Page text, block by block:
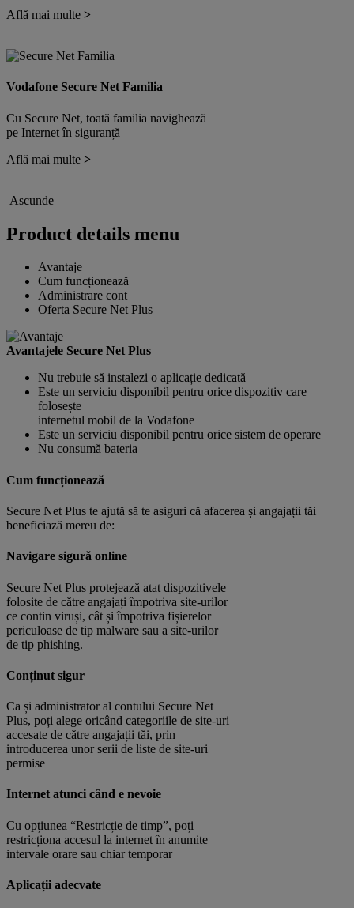
Află mai multe >
Vodafone Secure Net Familia
Cu Secure Net, toată familia navighează
pe Internet în siguranță
Află mai multe >
Ascunde
Product details menu
Avantaje
Cum funcționează
Administrare cont
Oferta Secure Net Plus
Avantajele Secure Net Plus
Nu trebuie să instalezi o aplicație dedicată
Este un serviciu disponibil pentru orice dispozitiv care
folosește
internetul mobil de la Vodafone
Este un serviciu disponibil pentru orice sistem de operare
Nu consumă bateria
Cum funcționează
Secure Net Plus te ajută să te asiguri că afacerea și angajații tăi
beneficiază mereu de:
Navigare sigură online
Secure Net Plus protejează atat dispozitivele
folosite de către angajați împotriva site-urilor
ce contin viruși, cât și împotriva fișierelor
periculoase de tip malware sau a site-urilor
de tip phishing.
Conținut sigur
Ca și administrator al contului Secure Net
Plus, poți alege oricând categoriile de site-uri
accesate de către angajații tăi, prin
introducerea unor serii de liste de site-uri
permise
Internet atunci când e nevoie
Cu opțiunea “Restricție de timp”, poți
restricționa accesul la internet în anumite
intervale orare sau chiar temporar
Aplicații adecvate